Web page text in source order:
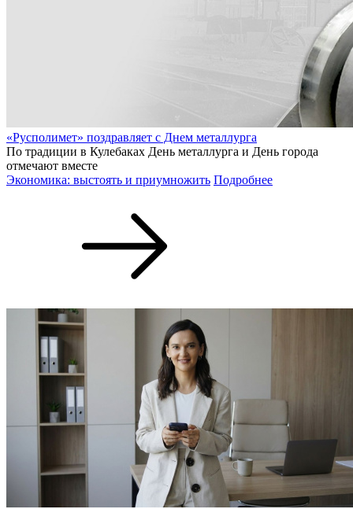
«Русполимет» поздравляет с Днем металлурга
По традиции в Кулебаках День металлурга и День города
отмечают вместе
Экономика: выстоять и приумножить Подробнее